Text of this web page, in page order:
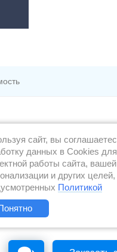
сайт, вы
данных в Cookies для
работы сайта, вашей
и других целей,
Политикой